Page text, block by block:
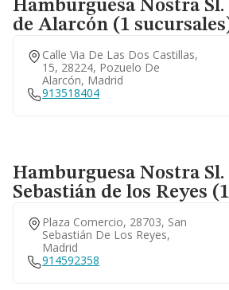
Hamburguesa Nostra Sl.
de Alarcón (1
Calle Via De Las Dos Castillas,
15, 28224, Pozuelo De
Alarcón, Madrid
913518404
Hamburguesa Nostra Sl.
Sebastián de los Reyes
Plaza Comercio, 28703, San
Sebastián De Los Reyes,
Madrid
914592358